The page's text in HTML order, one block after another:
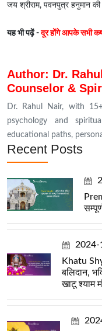
जय श्रीराम, पवनपुत्र हनुमान
यह भी पढ़ें -दूर होंगे आपके सभी
Author: Dr.
Counselor &
Dr. Rahul Nair, with
psychology and
educational paths,
Recent Posts
2024-
Khatu
बलिदान,
खाटू श्याम